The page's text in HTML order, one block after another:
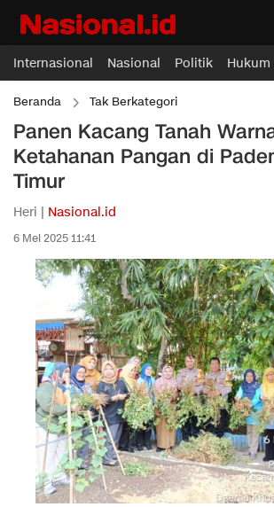
Internasional Nasional Politik Hukum
Beranda Tak Berkategori
Panen Kacang Tanah
Ketahanan Pangan di
Timur
Heri | Nasional.id
6 Mei 2025 11:41